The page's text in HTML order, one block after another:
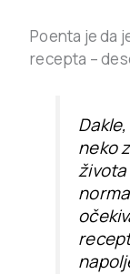
Poenta je da
recepta –
neko
života